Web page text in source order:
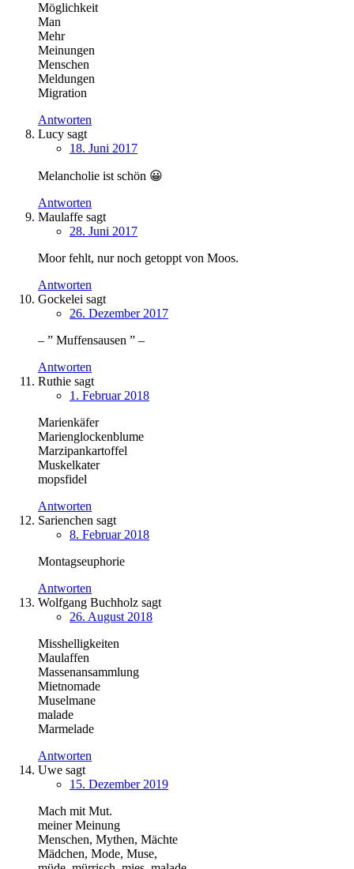
Möglichkeit
Man
Mehr
Meinungen
Menschen
Meldungen
Migration
Antworten
Lucy sagt
18. Juni 2017
Melancholie ist schön 😀
Antworten
Maulaffe sagt
28. Juni 2017
Moor fehlt, nur noch getoppt von Moos.
Antworten
Gockelei sagt
26. Dezember 2017
– ” Muffensausen ” –
Antworten
Ruthie sagt
1. Februar 2018
Marienkäfer
Marienglockenblume
Marzipankartoffel
Muskelkater
mopsfidel
Antworten
Sarienchen sagt
8. Februar 2018
Montagseuphorie
Antworten
Wolfgang Buchholz sagt
26. August 2018
Misshelligkeiten
Maulaffen
Massenansammlung
Mietnomade
Muselmane
malade
Marmelade
Antworten
Uwe sagt
15. Dezember 2019
Mach mit Mut.
meiner Meinung
Menschen, Mythen, Mächte
Mädchen, Mode, Muse,